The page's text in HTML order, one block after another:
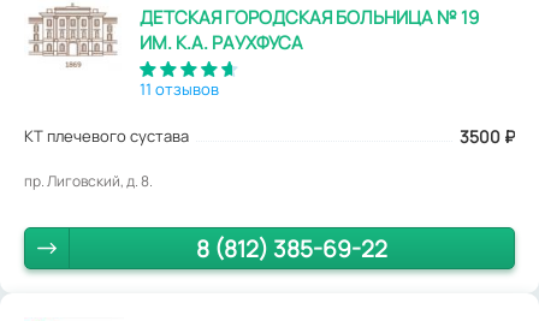
ДЕТСКАЯ ГОРОДСКАЯ БОЛЬНИЦА № 19
ИМ. К.А. РАУХФУСА
11 отзывов
КТ плечевого сустава 3500 ₽
пр. Лиговский, д. 8.
8 (812) 385-69-22